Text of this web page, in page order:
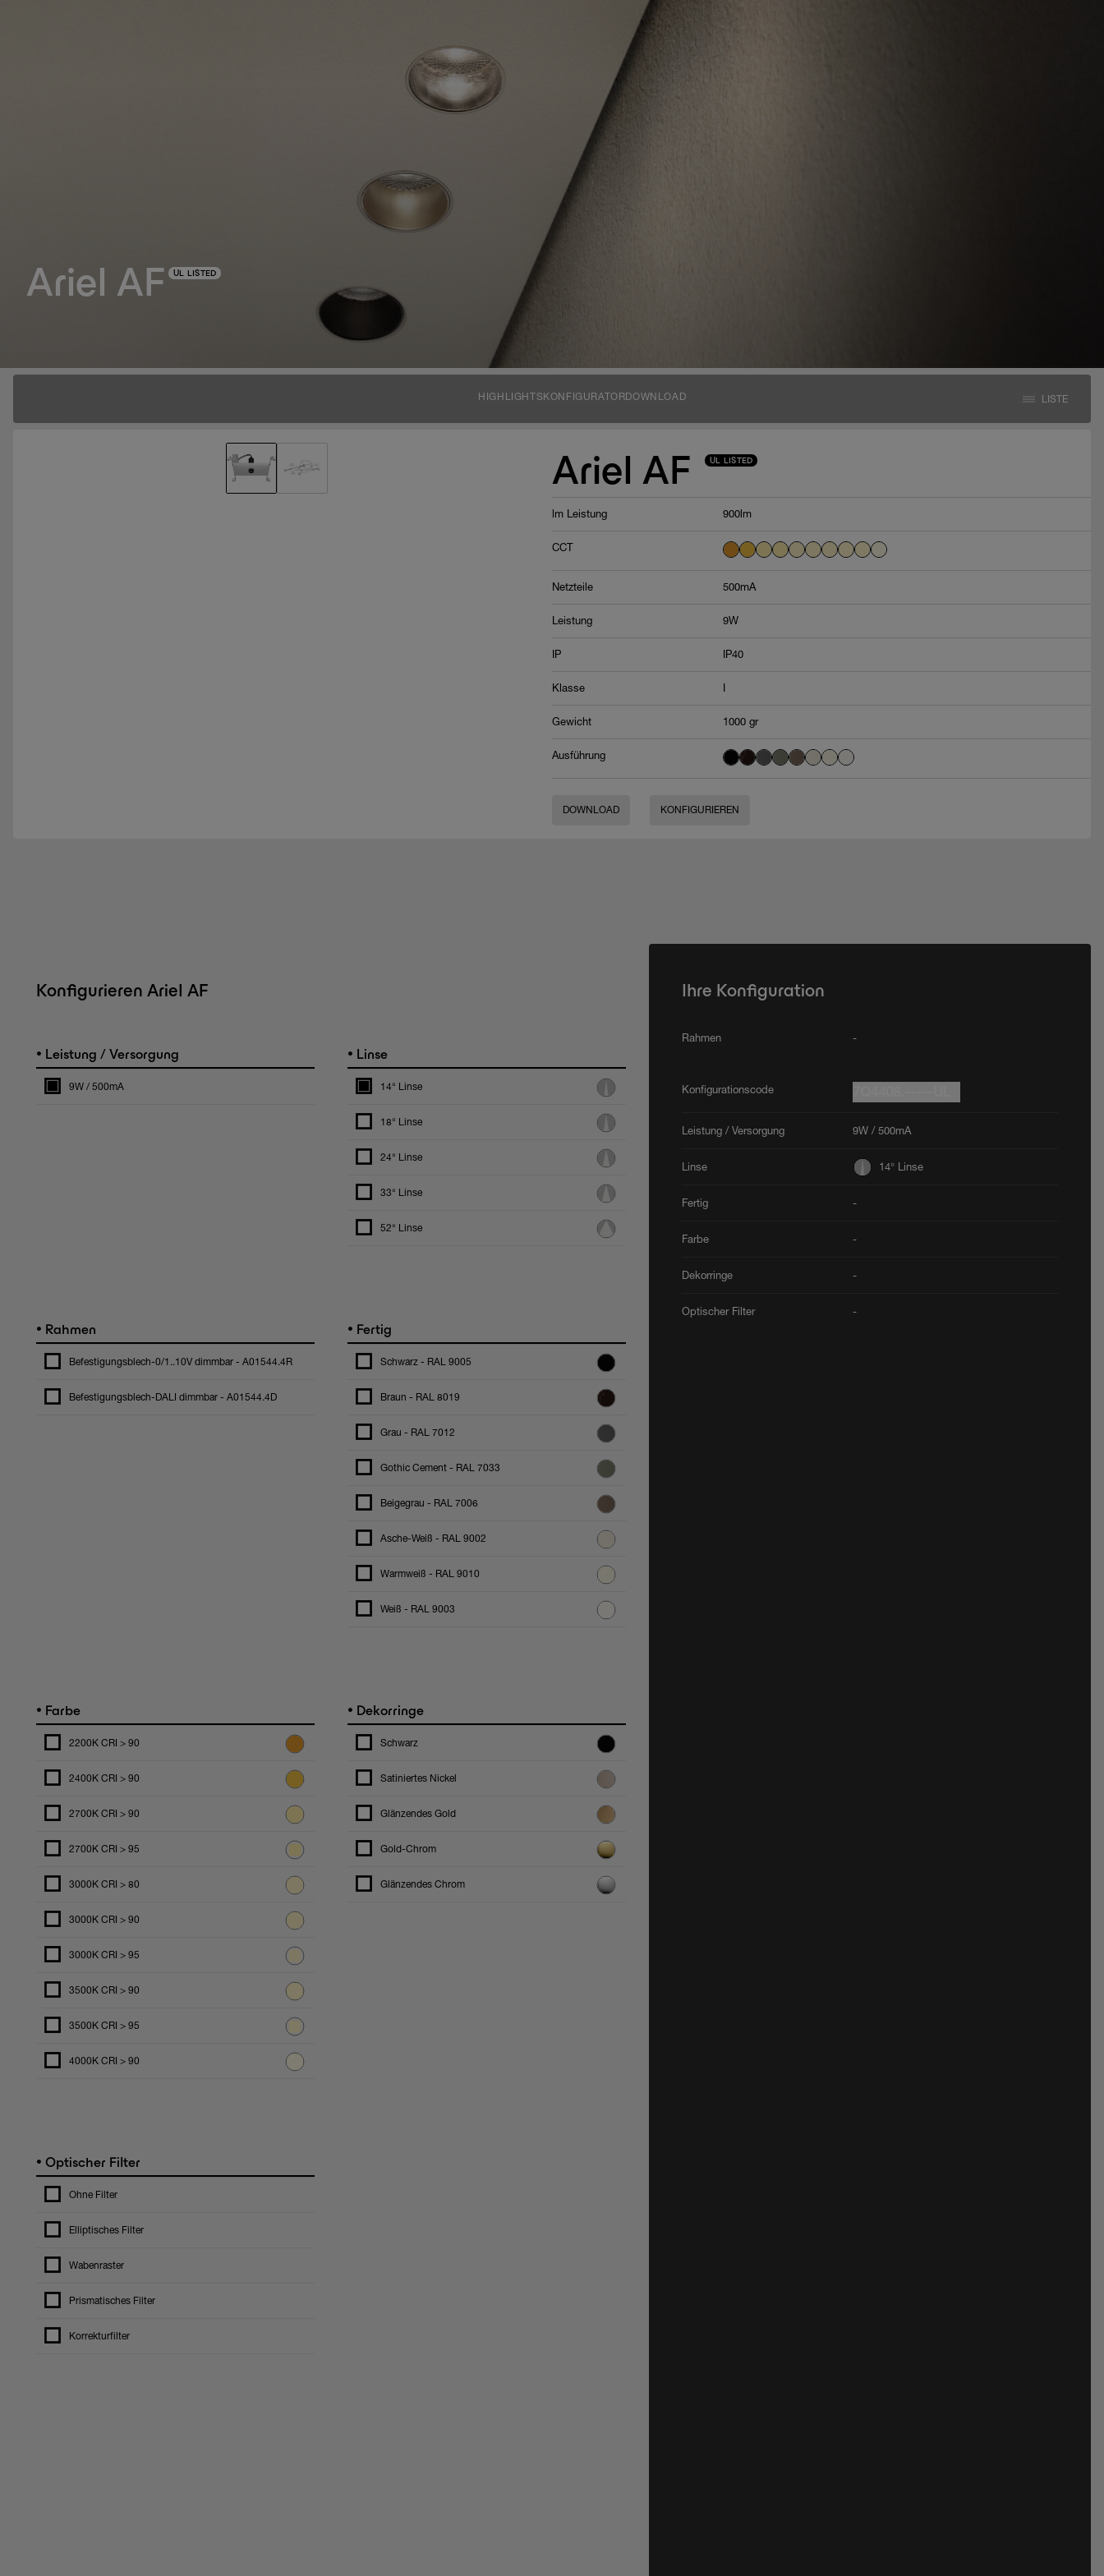
Ariel AF UL LISTED
HIGHLIGHTS KONFIGURATORDOWNLOAD LISTE
Ariel AF UL LISTED
lm Leistung 900lm
CCT
Netzteile 500mA
Leistung 9W
IP IP40
Klasse
Gewicht 1000 gr
Ausführung
DOWNLOAD KONFIGURIEREN
Konfigurieren Ariel AF
• Leistung / Versorgung
9W / 500mA
• Linse
14° Linse
18° Linse
24° Linse
33° Linse
52° Linse
• Rahmen
Befestigungsblech-0/1..10V dimmbar - A01544.4R
Befestigungsblech-DALI dimmbar - A01544.4D
• Fertig
Schwarz - RAL 9005
Braun - RAL 8019
Grau - RAL 7012
Gothic Cement - RAL 7033
Beigegrau - RAL 7006
Asche-Weiß - RAL 9002
Warmweiß - RAL 9010
Weiß - RAL 9003
• Farbe
2200K CRI > 90
2400K CRI > 90
2700K CRI > 90
2700K CRI > 95
3000K CRI > 80
3000K CRI > 90
3000K CRI > 95
3500K CRI > 90
3500K CRI > 95
4000K CRI > 90
• Dekorringe
Schwarz
Satiniertes Nickel
Glänzendes Gold
Gold-Chrom
Glänzendes Chrom
• Optischer Filter
Ohne Filter
Elliptisches Filter
Wabenraster
Prismatisches Filter
Korrekturfilter
Ihre Konfiguration
Rahmen -
Konfigurationscode
Leistung / Versorgung 9W / 500mA
Linse 14° Linse
Fertig -
Farbe -
Dekorringe -
Optischer Filter -